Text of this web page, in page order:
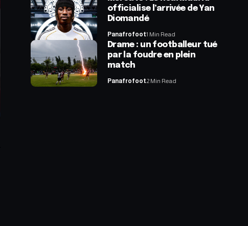
officialise l’arrivée de Yan
Diomandé
Panafrofoot1 Min Read
Drame : un footballeur tué
par la foudre en plein
match
Panafrofoot2 Min Read